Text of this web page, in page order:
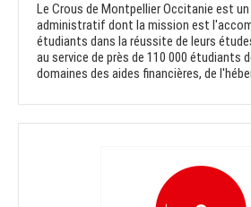
Le Crous de Montpellier Occitanie est
administratif dont la mission est
étudiants dans la réussite de leurs
au service de près de 110 000 étudiants
domaines des aides financières, de